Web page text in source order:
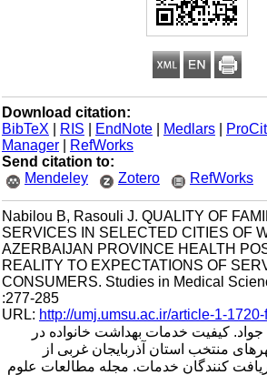
Download citation:
BibTeX
| RIS |EndNote |Medlars |
Manager
|RefWorks
Send citation to:
Mendeley
Zotero RefWorks
Nabilou B, Rasouli J. QUALITY OF
SERVICES IN SELECTED CITIES OF
AZERBAIJAN PROVINCE HEALTH
REALITY TO EXPECTATIONS OF
CONSUMERS. Studies in Medical
:277-285
URL:http://umj.umsu.ac.ir/article-1-
کیفیت خدمات بهداشت خانواده در
منتخب استان آذربایجان غربی از
کنندگان خدمات. مجله مطالعات علوم